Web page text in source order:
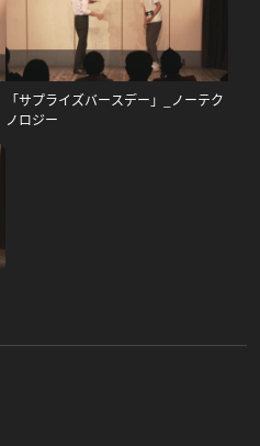
「サプライズバースデー」_ノーテク
ノロジー